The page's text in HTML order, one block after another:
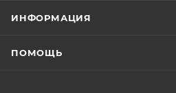
ИНФОРМАЦИЯ
ПОМОЩЬ